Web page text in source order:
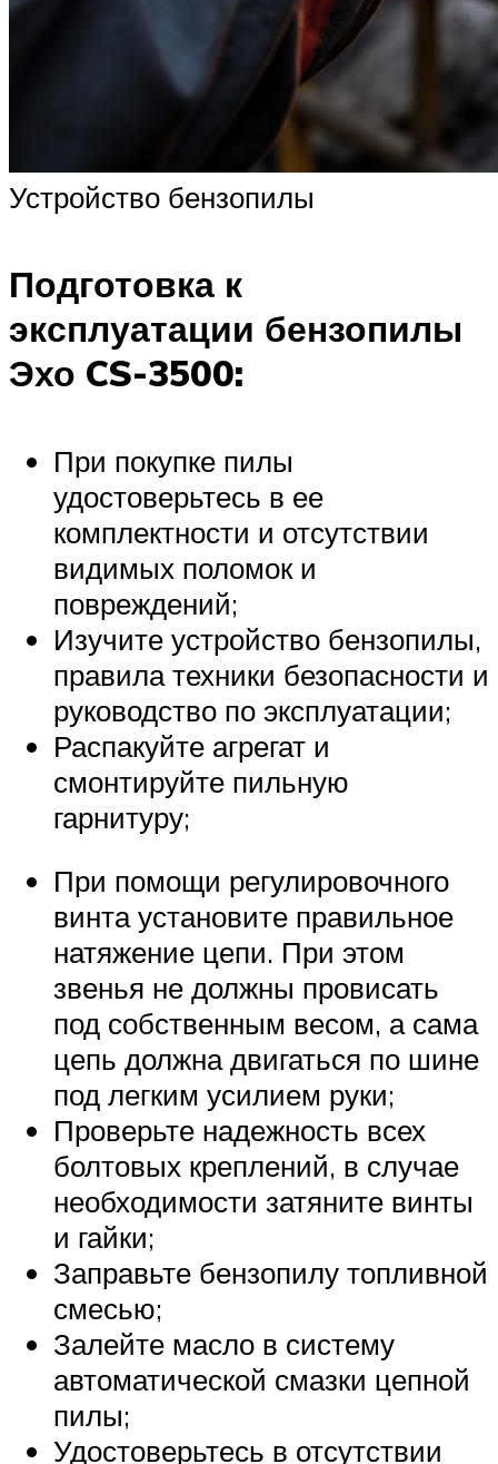
Устройство бензопилы
Подготовка к
эксплуатации бензопилы
Эхо CS-3500:
При покупке пилы
удостоверьтесь в ее
комплектности и отсутствии
видимых поломок и
повреждений;
Изучите устройство бензопилы,
правила техники безопасности и
руководство по эксплуатации;
Распакуйте агрегат и
смонтируйте пильную
гарнитуру;
При помощи регулировочного
винта установите правильное
натяжение цепи. При этом
звенья не должны провисать
под собственным весом, а сама
цепь должна двигаться по шине
под легким усилием руки;
Проверьте надежность всех
болтовых креплений, в случае
необходимости затяните винты
и гайки;
Заправьте бензопилу топливной
смесью;
Залейте масло в систему
автоматической смазки цепной
пилы;
Удостоверьтесь в отсутствии